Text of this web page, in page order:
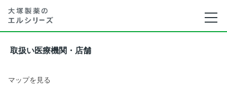
取扱い医療機関・店舗
マップを見る